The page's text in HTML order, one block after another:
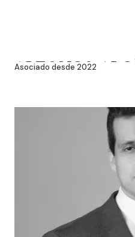
ALFONSO
Asociado desde 2022